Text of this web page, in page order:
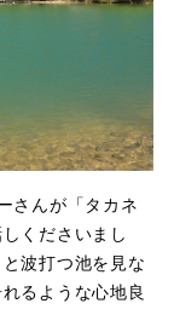
さんが「タカネ
くださいまし
波打つ池を見な
るような心地良